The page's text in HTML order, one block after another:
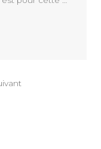
un besoin vital